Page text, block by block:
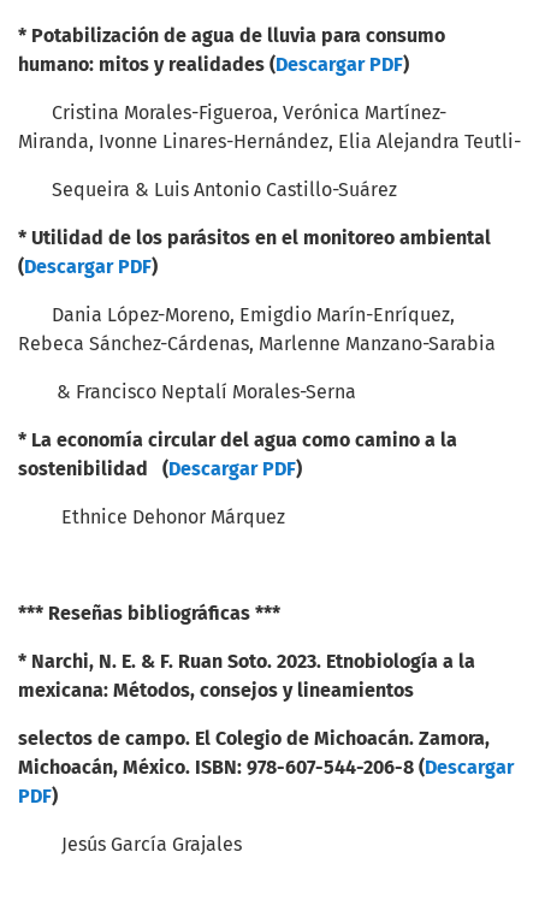
* Potabilización de agua de lluvia para consumo
humano: mitos y realidades (Descargar PDF)
Cristina Morales-Figueroa, Verónica Martínez-
Miranda, Ivonne Linares-Hernández, Elia Alejandra Teutli-
Sequeira & Luis Antonio Castillo-Suárez
* Utilidad de los parásitos en el monitoreo ambiental
(Descargar PDF)
Dania López-Moreno, Emigdio Marín-Enríquez,
Rebeca Sánchez-Cárdenas, Marlenne Manzano-Sarabia
& Francisco Neptalí Morales-Serna
* La economía circular del agua como camino a la
sostenibilidad (Descargar PDF)
Ethnice Dehonor Márquez
*** Reseñas bibliográficas ***
* Narchi, N. E. & F. Ruan Soto. 2023. Etnobiología a la
mexicana: Métodos, consejos y lineamientos
selectos de campo. El Colegio de Michoacán. Zamora,
Michoacán, México. ISBN: 978-607-544-206-8 (Descargar
PDF)
Jesús García Grajales